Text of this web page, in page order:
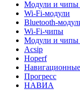
Модули и чипы
Wi-Fi-модули
Bluetooth-
Wi-Fi-чипы
Модули и чипы
Acsip
Hoperf
Прогресс
НАВИА